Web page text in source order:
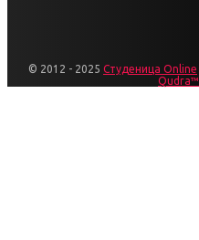
© 2012 - 2025 Студеница Online
Qudra™